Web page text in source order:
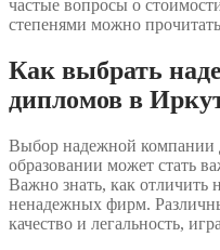
частые вопросы о
степенями можно
Как выбрать
дипломов в
Выбор надежной компании
образовании может стать
Важно знать, как отличить
ненадежных фирм.
качество и легальность,